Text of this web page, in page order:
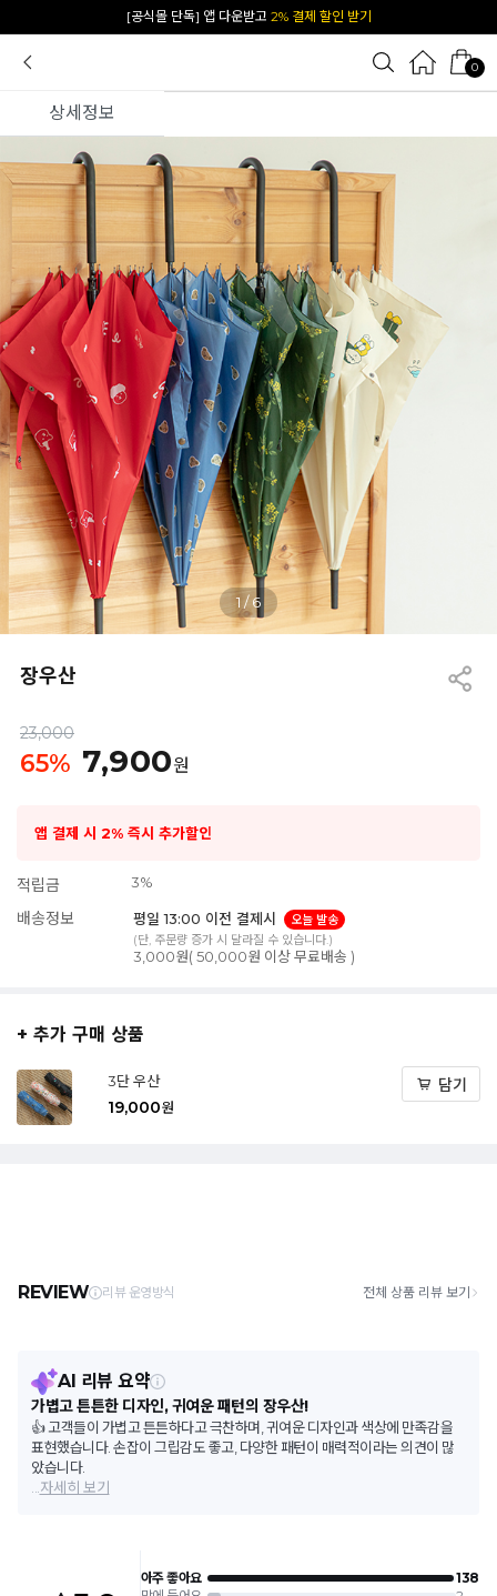
카카오 플친 추가하면1천원 즉시 할인 쿠폰
0
상세정보
1 /6
장우산
23,000
65% 7,900원
앱 결제 시 2% 즉시 추가할인
적립금 3%
배송정보 평일 13:00 이전 결제시
오늘 발송
(단, 주문량 증가 시 달라질 수 있습니다.)
3,000원( 50,000원 이상 무료배송 )
+ 추가 구매 상품
3단 우산
19,000원
담기